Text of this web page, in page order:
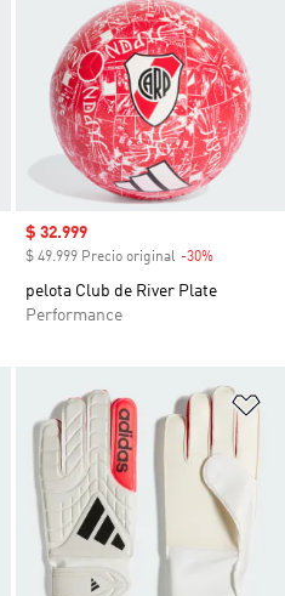
Precio de venta
$ 32.999
$ 49.999 Precio original -30%
pelota Club de River Plate
Performance
Añadir a la lista de deseos